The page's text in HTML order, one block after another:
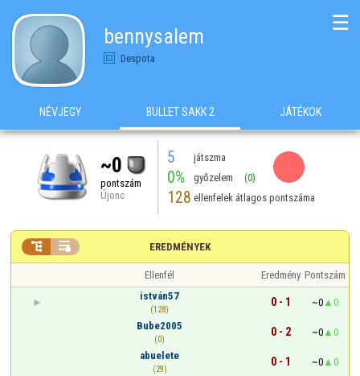
bennysalem
Despota
☰
NÉVJEGY BULLET SAKK 2 JÁTÉKOK
~0
pontszám
Újonc
5 játszma
0% győzelem (0)
128 ellenfelek átlagos pontszáma
EREDMÉNYEK
 
Ellenfél Eredmény Pontszám
istván57
(128)
0 - 1 ~0
0
Bube2005
(0)
0 - 2 ~0
0
abuelete
(29)
0 - 1 ~0
0